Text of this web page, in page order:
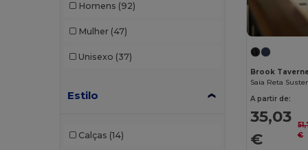
Homens (92)
Mulher (47)
Unisexo (37)
Estilo
Calças (14)
Brook
A partir de:
35,03
€
€